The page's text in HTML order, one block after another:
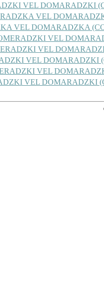
VEL DOMARADZKI
VEL
VEL DOMARADZKA
VEL
VEL
VEL DOMARADZKI
VEL
VEL DOMARADZKI